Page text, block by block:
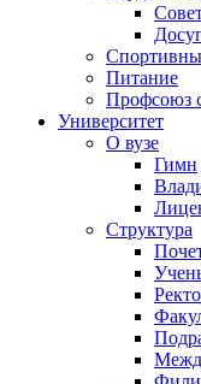
Питание
Профсоюз
Университет
О вузе
Гимн
Структура